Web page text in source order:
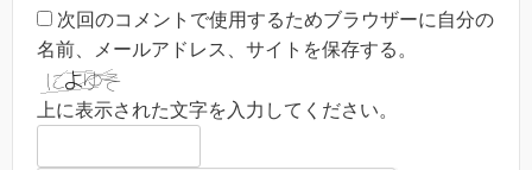
次回のコメントで使用するためブラウザーに自分の
名前、メールアドレス、サイトを保存する。
上に表示された文字を入力してください。